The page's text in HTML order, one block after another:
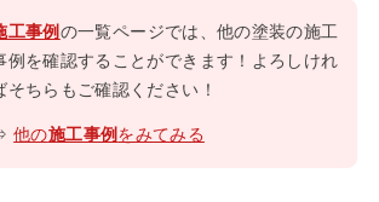
工事例 の一覧ページでは、他の塗装の施工
例を確認することができます！よろしけれ
そちらもご確認ください！
他の施工事例 をみてみる